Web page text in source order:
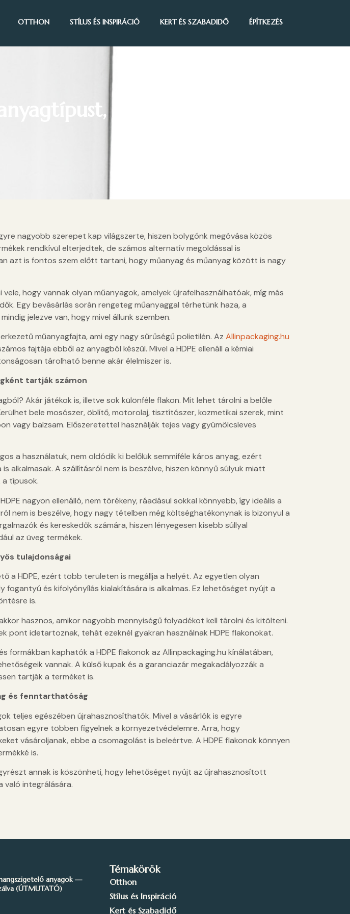
OTTHON STÍLUS ÉS INSPIRÁCIÓ KERT ÉS SZABADIDŐ ÉPÍTKEZÉS
amibe akár
nagyobb szerepet kap világszerte, hiszen bolygónk megóvása közös
rendkívül elterjedtek, de számos alternatív megoldással is
azt is fontos szem előtt tartani, hogy műanyag és műanyag között is nagy
hogy vannak olyan műanyagok, amelyek újrafelhasználhatóak, míg más
Egy bevásárlás során rengeteg műanyaggal térhetünk haza, a
jelezve van, hogy mivel állunk szemben.
műanyagfajta, ami egy nagy sűrűségű polietilén. Az Allinpackaging.hu
fajtája ebből az anyagból készül. Mivel a HDPE ellenáll a kémiai
tárolható benne akár élelmiszer is.
tartják számon
Akár játékok is, illetve sok különféle flakon. Mit lehet tárolni a belőle
bele mosószer, öblítő, motorolaj, tisztítószer, kozmetikai szerek, mint
vagy balzsam. Előszeretettel használják tejes vagy gyümölcsleves
a használatuk, nem oldódik ki belőlük semmiféle káros anyag, ezért
alkalmasak. A szállításról nem is beszélve, hiszen könnyű súlyuk miatt
a típusok.
nagyon ellenálló, nem törékeny, ráadásul sokkal könnyebb, így ideális a
nem is beszélve, hogy nagy tételben még költséghatékonynak is bizonyul a
és kereskedők számára, hiszen lényegesen kisebb súllyal
az üveg termékek.
tulajdonságai
a HDPE, ezért több területen is megállja a helyét. Az egyetlen olyan
fogantyú és kifolyónyílás kialakítására is alkalmas. Ez lehetőséget nyújt a
is.
hasznos, amikor nagyobb mennyiségű folyadékot kell tárolni és kitölteni.
pont idetartoznak, tehát ezeknél gyakran használnak HDPE flakonokat.
formákban kaphatók a HDPE flakonok az Allinpackaging.hu kínálatában,
vannak. A külső kupak és a garanciazár megakadályozzák a
tartják a terméket is.
és fenntarthatóság
teljes egészében újrahasznosíthatók. Mivel a vásárlók is egyre
egyre többen figyelnek a környezetvédelemre. Arra, hogy
vásároljanak, ebbe a csomagolást is beleértve. A HDPE flakonok könnyen
is.
annak is köszönheti, hogy lehetőséget nyújt az újrahasznosított
való integrálására.
anyagok —
(ÚTMUTATÓ)
Témakörök
Otthon
Stílus és Inspiráció
Kert és Szabadidő